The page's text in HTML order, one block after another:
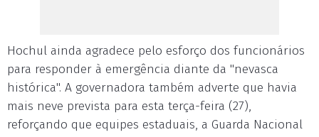
Hochul ainda agradece pelo esforço dos funcionários
para responder à emergência diante da "nevasca
histórica". A governadora também adverte que havia
mais neve prevista para esta terça-feira (27),
reforçando que equipes estaduais, a Guarda Nacional